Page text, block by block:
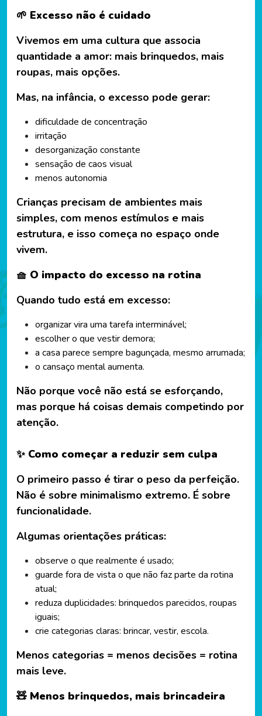
🌱 Excesso não é cuidado
Vivemos em uma cultura que associa
quantidade a amor: mais brinquedos, mais
roupas, mais opções.
Mas, na infância, o excesso pode gerar:
dificuldade de concentração
irritação
desorganização constante
sensação de caos visual
menos autonomia
Crianças precisam de ambientes mais
simples, com menos estímulos e mais
estrutura, e isso começa no espaço onde
vivem.
🧺 O impacto do excesso na rotina
Quando tudo está em excesso:
organizar vira uma tarefa interminável;
escolher o que vestir demora;
a casa parece sempre bagunçada, mesmo arrumada;
o cansaço mental aumenta.
Não porque você não está se esforçando,
mas porque há coisas demais competindo por
atenção.
✨ Como começar a reduzir sem culpa
O primeiro passo é tirar o peso da perfeição.
Não é sobre minimalismo extremo. É sobre
funcionalidade.
Algumas orientações práticas:
observe o que realmente é usado;
guarde fora de vista o que não faz parte da rotina
atual;
reduza duplicidades: brinquedos parecidos, roupas
iguais;
crie categorias claras: brincar, vestir, escola.
Menos categorias = menos decisões = rotina
mais leve.
🧸 Menos brinquedos, mais brincadeira